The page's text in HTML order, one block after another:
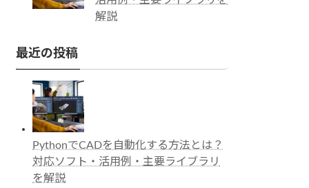
解説
最近の投稿
PythonでCADを自動化する方法とは？
対応ソフト・活用例・主要ライブラリ
を解説